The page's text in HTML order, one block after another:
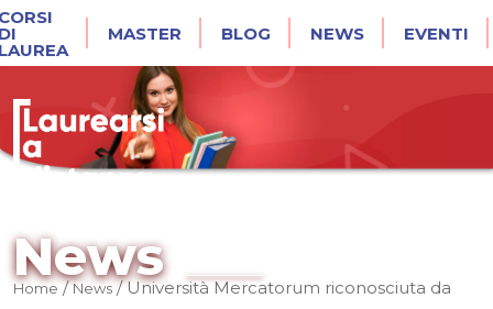
MASTER BLOG NEWS EVENTI
News
Home/News/Università Mercatorum riconosciuta da